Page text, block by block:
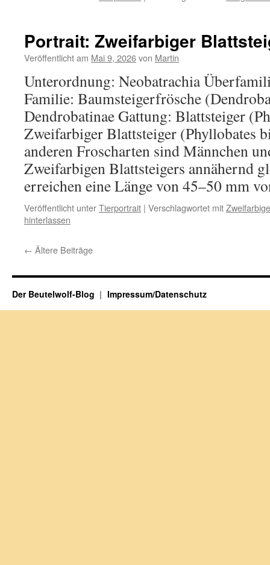
Portrait: Zweifarbiger
Veröffentlicht am Mai 9, 2026von Martin
Unterordnung: Neobatrachia
Familie: Baumsteigerfrösche
Dendrobatinae Gattung: Blattsteiger
Zweifarbiger Blattsteiger (Phyllobates
anderen Froscharten sind Männchen
Zweifarbigen Blattsteigers annähernd
erreichen eine Länge von 45–50 mm
Veröffentlicht unterTierportrait | Verschlagwortet mit
hinterlassen
← Ältere Beiträge
Der Beutelwolf-Blog Impressum/Datenschutz